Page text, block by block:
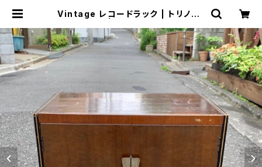
Vintage レコードラック | トリノス-
クルショップ・古着